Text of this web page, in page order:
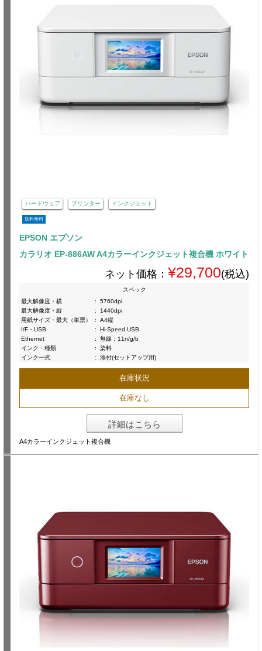
ハードウェア プリンター インクジェット
送料無料
EPSON エプソン
カラリオ EP-886AW A4カラーインクジェット複合機 ホワイト
ネット価格： ¥29,700(税込)
スペック
最大解像度・横
:
5760dpi
最大解像度・縦
:
1440dpi
用紙サイズ・最大（単票）
:
A4縦
I/F・USB
:
Hi-Speed USB
Ethernet
:
無線：11n/g/b
インク・種類
:
染料
インク一式
: 添付(セットアップ用)
在庫状況
在庫なし
詳細はこちら
A4カラーインクジェット複合機